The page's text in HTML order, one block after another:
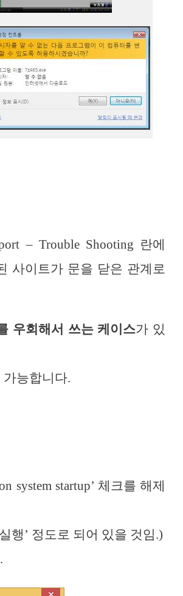
– Trouble Shooting 란에
사이트가 문을 닫은 관계로
우회해서 쓰는 케이스가 있
능합니다.
system startup’ 체크를 해제
행’ 정도로 되어 있을 것임.)